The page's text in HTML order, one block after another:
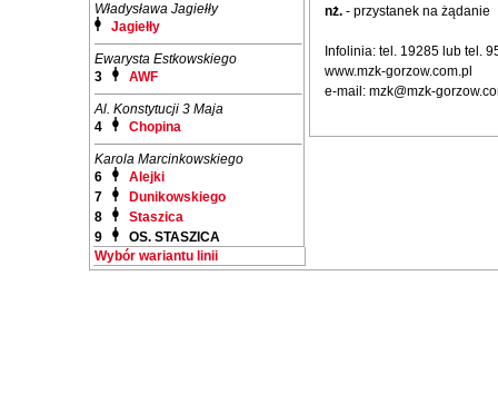
Władysława Jagiełły
Jagiełły
Ewarysta Estkowskiego
3
AWF
Al. Konstytucji 3 Maja
4
Chopina
Karola Marcinkowskiego
6
Alejki
7
Dunikowskiego
8
Staszica
9
OS. STASZICA
Wybór wariantu linii
nż. - przystanek na żądanie
Infolinia: tel. 19285 lub tel.
www.mzk-gorzow.com.pl
e-mail: mzk@mzk-